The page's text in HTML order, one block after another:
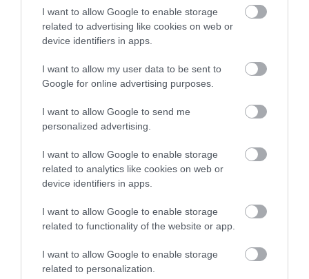
I want to allow Google to enable storage
related to advertising like cookies on web or
device identifiers in apps.
I want to allow my user data to be sent to
Google for online advertising purposes.
I want to allow Google to send me
personalized advertising.
I want to allow Google to enable storage
related to analytics like cookies on web or
device identifiers in apps.
I want to allow Google to enable storage
related to functionality of the website or app.
I want to allow Google to enable storage
related to personalization.
kezelésében segít.
körülbelül 45 percnyi autóútra található.
További bakancslistás helyek!
lélegzetelálló környezetben fürödhetsz
GÜSSING (NÉMETÚJVÁR)